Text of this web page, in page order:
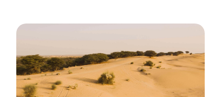
प्रेम नाचता है पूरे रेगिस्तान में !
इस बार जैसलमेर आइये में आपको वो जैसलमेर घुमाऊंगा जो मेने अनुभव किया है
जो सच में महसूस होता है। वो नहीं जो नेट पर सर्च करके मिलता हैं...!
Inclusions